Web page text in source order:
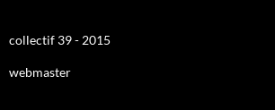
collectif 39 - 2015
webmaster